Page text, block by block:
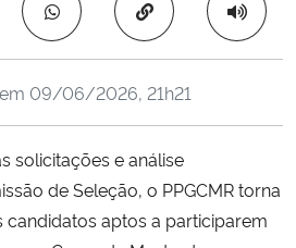
Inovações e Comunicações
Copiar para área
09/06/2026, 21h21
solicitações e análise
de Seleção, o PPGCMR torna
aptos a participarem